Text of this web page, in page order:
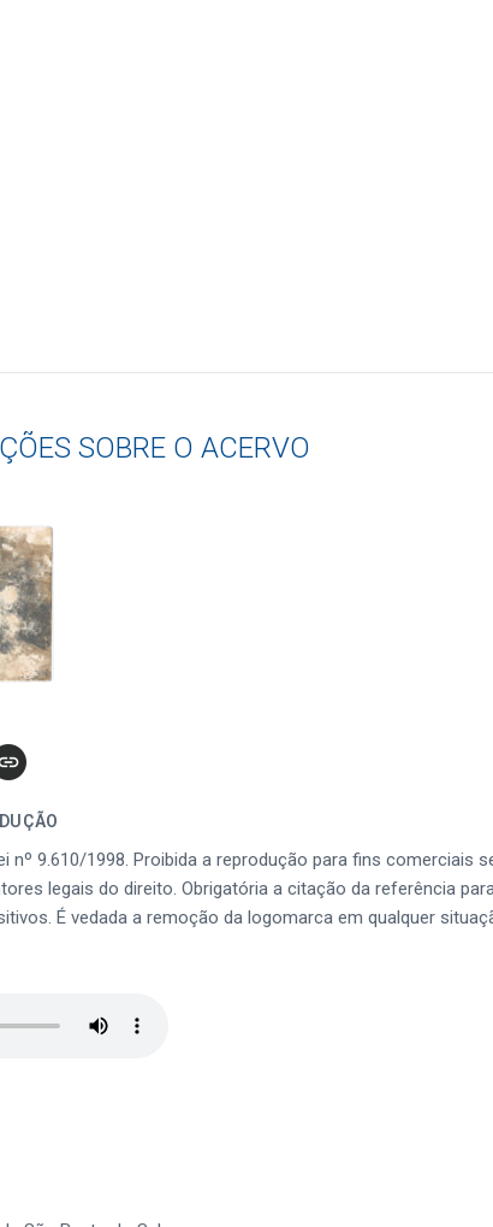
SOBRE O ACERVO
nº 9.610/1998. Proibida a reprodução para fins comerciais
legais do direito. Obrigatória a citação da referência
É vedada a remoção da logomarca em qualquer